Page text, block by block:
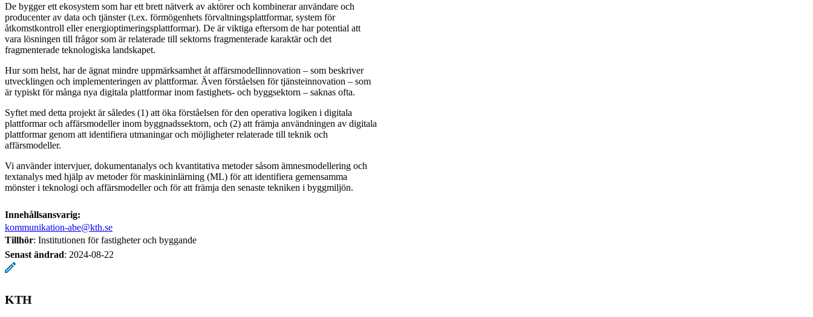
De bygger ett ekosystem som har ett brett nätverk av aktörer och kombinerar användare och
producenter av data och tjänster (t.ex. förmögenhets förvaltningsplattformar, system för
åtkomstkontroll eller energioptimeringsplattformar). De är viktiga eftersom de har potential att
vara lösningen till frågor som är relaterade till sektorns fragmenterade karaktär och det
fragmenterade teknologiska landskapet.
Hur som helst, har de ägnat mindre uppmärksamhet åt affärsmodellinnovation – som beskriver
utvecklingen och implementeringen av plattformar. Även förståelsen för tjänsteinnovation – som
är typiskt för många nya digitala plattformar inom fastighets- och byggsektorn – saknas ofta.
Syftet med detta projekt är således (1) att öka förståelsen för den operativa logiken i digitala
plattformar och affärsmodeller inom byggnadssektorn, och (2) att främja användningen av digitala
plattformar genom att identifiera utmaningar och möjligheter relaterade till teknik och
affärsmodeller.
Vi använder intervjuer, dokumentanalys och kvantitativa metoder såsom ämnesmodellering och
textanalys med hjälp av metoder för maskininlärning (ML) för att identifiera gemensamma
mönster i teknologi och affärsmodeller och för att främja den senaste tekniken i byggmiljön.
Innehållsansvarig:
kommunikation-abe@kth.se
Tillhör: Institutionen för fastigheter och byggande
Senast ändrad: 2024-08-22
KTH